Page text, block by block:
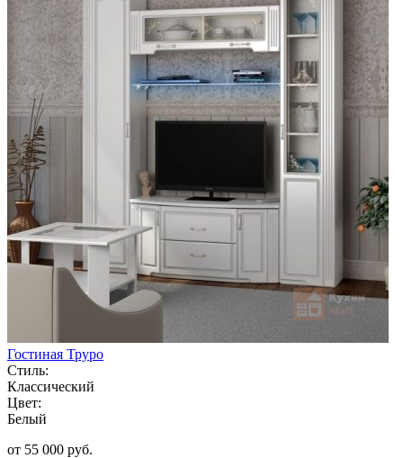
Гостиная Труро
Стиль:
Классический
Цвет:
Белый
от 55 000 руб.